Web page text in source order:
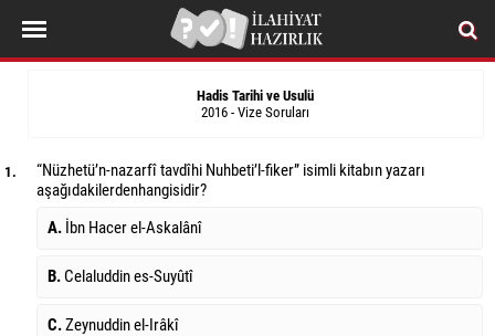
Hadis Tarihi ve Usulü
2016 - Vize Soruları
1.
“Nüzhetü’n-nazarfî tavdîhi Nuhbeti’l-fiker” isimli kitabın yazarı
aşağıdakilerdenhangisidir?
A. İbn Hacer el-Askalânî
B.Celaluddin es-Suyûtî
C.Zeynuddin el-Irâkî